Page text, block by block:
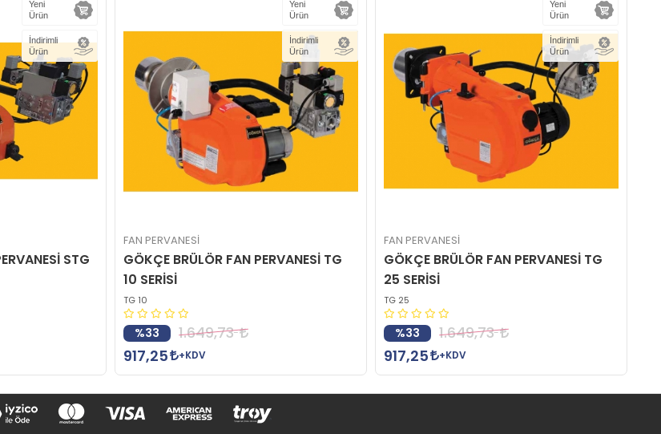
Yeni
Ürün
İndirimli
Ürün
STG
Yeni
Ürün
İndirimli
Ürün
FAN PERVANESİ
GÖKÇE BRÜLÖR FAN PERVANESİ TG
10 SERİSİ
TG 10
%33
1.649,73
917,25
+KDV
Yeni
Ürün
İndirimli
Ürün
FAN PERVANESİ
GÖKÇE BRÜLÖR FAN PERVANESİ TG
25 SERİSİ
TG 25
%33
1.649,73
917,25
+KDV